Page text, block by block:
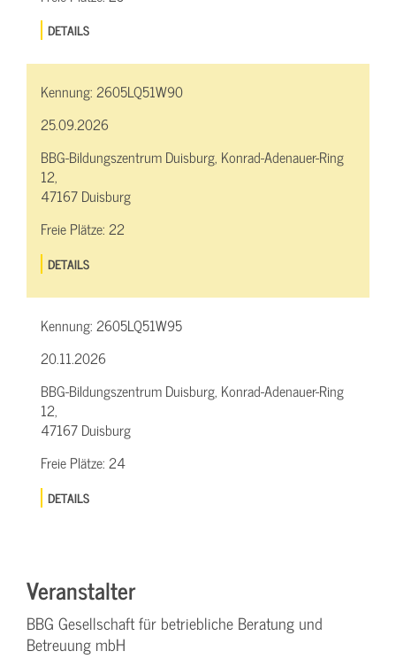
DETAILS
Kennung:2605LQ51W90
25.09.2026
BBG-Bildungszentrum Duisburg, Konrad-Adenauer-Ring
12,
47167 Duisburg
Freie Plätze:22
DETAILS
Kennung:2605LQ51W95
20.11.2026
BBG-Bildungszentrum Duisburg, Konrad-Adenauer-Ring
12,
47167 Duisburg
Freie Plätze:24
DETAILS
Veranstalter
BBG Gesellschaft für betriebliche Beratung und
Betreuung mbH